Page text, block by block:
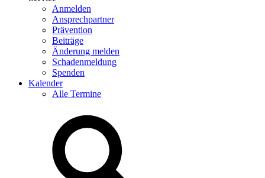
Anmelden
Ansprechpartner
Prävention
Beiträge
Änderung melden
Schadenmeldung
Spenden
Kalender
Alle Termine